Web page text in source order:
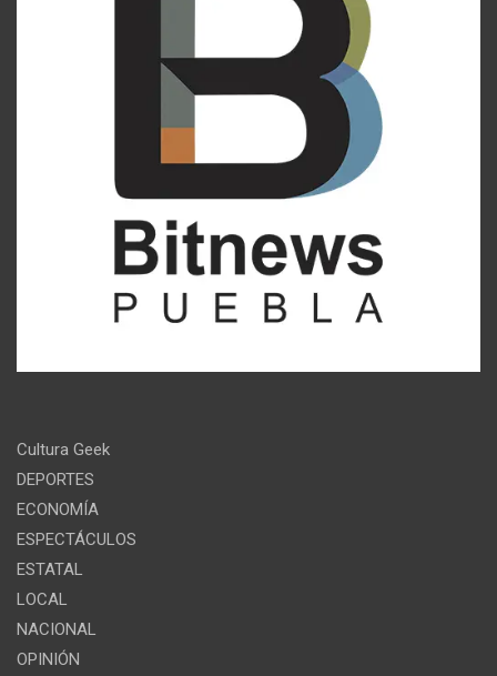
Cultura Geek
DEPORTES
ECONOMÍA
ESPECTÁCULOS
ESTATAL
LOCAL
NACIONAL
OPINIÓN